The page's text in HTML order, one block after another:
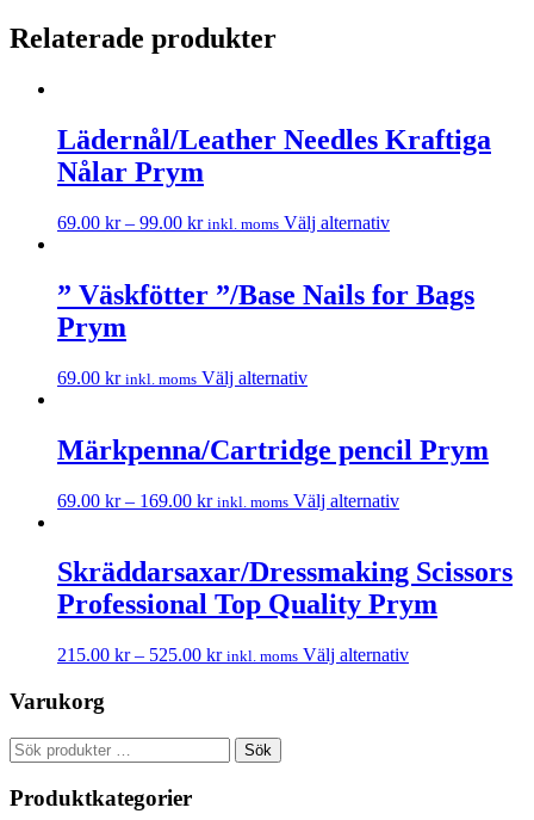
Relaterade produkter
Lädernål/Leather Needles Kraftiga
Nålar Prym
69.00 kr– 99.00 kr inkl. moms Välj alternativ
” Väskfötter ”/Base Nails for Bags
Prym
69.00 kr inkl. moms Välj alternativ
Märkpenna/Cartridge pencil Prym
69.00 kr– 169.00 kr inkl. moms Välj alternativ
Skräddarsaxar/Dressmaking Scissors
Professional Top Quality Prym
215.00 kr– 525.00 kr inkl. moms Välj alternativ
Varukorg
Sök
efter:
Sök
Produktkategorier